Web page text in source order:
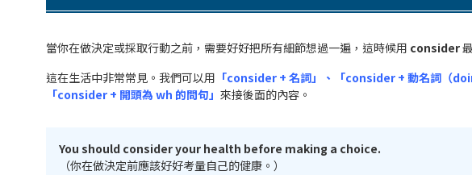
當你在做決定或採取行動之前，需要好好把所有細節想過一遍，這時候用 consider
這在生活中非常常見。我們可以用 「consider + 名詞」、「consider + 動名詞（
「consider + 開頭為 wh 的問句」 來接後面的內容。
You should consider your health before making a choice.
（你在做決定前應該好好考量自己的健康。）